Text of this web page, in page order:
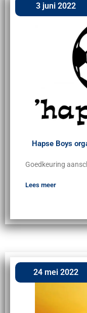
3 juni 2022
Hapse Boys
Goedkeuring
Lees meer
24 mei 2022